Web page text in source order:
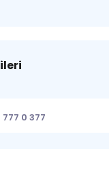
0 377